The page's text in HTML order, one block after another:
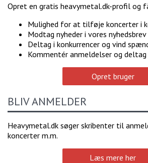
Opret en gratis heavymetal.dk-profil og
Mulighed for at tilføje koncerter i
Modtag nyheder i vores nyhedsbrev
Deltag i konkurrencer og vind
Kommentér anmeldelser og
Opret bruger
BLIV ANMELDER
Heavymetal.dk søger skribenter til
koncerter m.m.
Læs mere her